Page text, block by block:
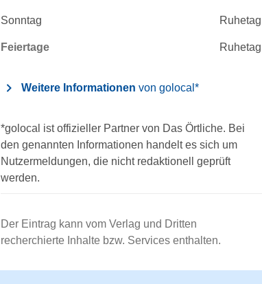
Sonntag Ruhetag
Feiertage Ruhetag
Weitere Informationen von golocal*
*golocal ist offizieller Partner von Das Örtliche. Bei
den genannten Informationen handelt es sich um
Nutzermeldungen, die nicht redaktionell geprüft
werden.
Der Eintrag kann vom Verlag und Dritten
recherchierte Inhalte bzw. Services enthalten.